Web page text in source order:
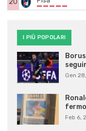
I PIÙ POPOLARI
Gen
Feb 6,